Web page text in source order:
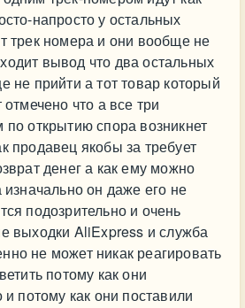
напросто у остальных
трек номера и они вообще не
вывод что два остальных
не прийти а тот товар который
отмечено что а все три
открытию спора возникнет
продавец якобы за требует
денег а как ему можно
изначально он даже его не
подозрительно и очень
выходки AliExpress и служба
не может никак реагировать
потому как они
и потому как они поставили